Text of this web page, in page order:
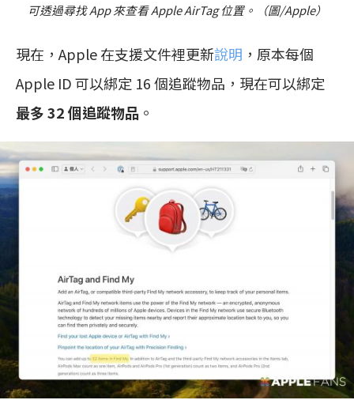
可透過尋找 App 來查看 Apple AirTag 位置。（圖/Apple）
現在，Apple 在支援文件裡更新說明 ，原本每個
Apple ID 可以綁定 16 個追蹤物品，現在可以綁定
最多 32 個追蹤物品 。